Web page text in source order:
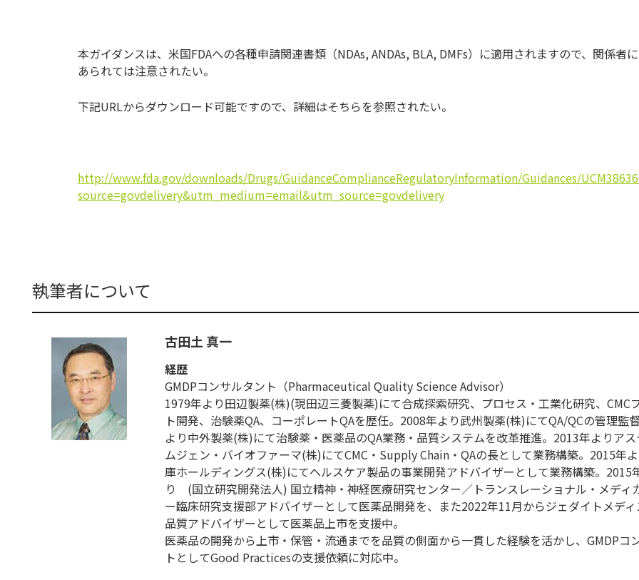
本ガイダンスは、米国FDAへの各種申請関連書類（NDAs, ANDAs, BLA, DMFs）に適用されますので、関係者に
あられては注意されたい。
下記URLからダウンロード可能ですので、詳細はそちらを参照されたい。
http://www.fda.gov/downloads/Drugs/GuidanceComplianceRegulatoryInformation/Guidances/
source=govdelivery&utm_medium=email&utm_source=govdelivery
執筆者について
古田土 真一
経歴
GMDPコンサルタント（Pharmaceutical Quality Science Advisor）
1979年より田辺製薬(株)(現田辺三菱製薬)にて合成探索研究、プロセス・工業化研究、CMC
ト開発、治験薬QA、コーポレートQAを歴任。2008年より武州製薬(株)にてQA/QCの管理監
より中外製薬(株)にて治験薬・医薬品のQA業務・品質システムを改革推進。2013年よりア
ムジェン・バイオファーマ(株)にてCMC・Supply Chain・QAの長として業務構築。2015年
庫ホールディングス(株)にてヘルスケア製品の事業開発アドバイザーとして業務構築。2015
り (国立研究開発法人) 国立精神・神経医療研究センター／トランスレーショナル・メディ
ー臨床研究支援部アドバイザーとして医薬品開発を、また2022年11月からジェダイトメデ
品質アドバイザーとして医薬品上市を支援中。
医薬品の開発から上市・保管・流通までを品質の側面から一貫した経験を活かし、GMDPコ
トとしてGood Practicesの支援依頼に対応中。